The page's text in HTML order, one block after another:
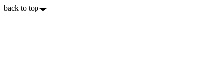
back to top